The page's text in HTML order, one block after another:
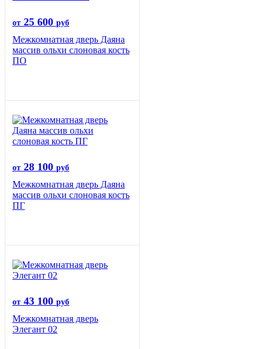
от 25 600 руб
Межкомнатная дверь Даяна
массив ольхи слоновая кость
ПО
от 28 100 руб
Межкомнатная дверь Даяна
массив ольхи слоновая кость
ПГ
от 43 100 руб
Межкомнатная дверь
Элегант 02